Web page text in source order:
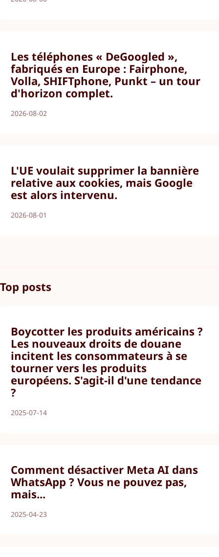
Les téléphones « DeGoogled »,
fabriqués en Europe : Fairphone,
Volla, SHIFTphone, Punkt – un tour
d'horizon complet.
2026-08-02
L'UE voulait supprimer la bannière
relative aux cookies, mais Google
est alors intervenu.
2026-08-01
Top posts
Boycotter les produits américains ?
Les nouveaux droits de douane
incitent les consommateurs à se
tourner vers les produits
européens. S'agit-il d'une tendance
?
2025-07-14
Comment désactiver Meta AI dans
WhatsApp ? Vous ne pouvez pas,
mais...
2025-04-23